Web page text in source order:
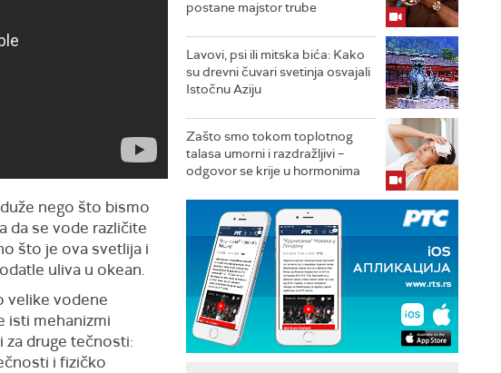
nego što bismo
da se vode različite
što je ova svetlija i
uliva u okean.
velike vodene
isti mehanizmi
za druge tečnosti:
i fizičko
postane majstor trube
Lavovi, psi ili mitska bića: Kako
su drevni čuvari svetinja osvajali
Istočnu Aziju
Zašto smo tokom toplotnog
talasa umorni i razdražljivi –
odgovor se krije u hormonima